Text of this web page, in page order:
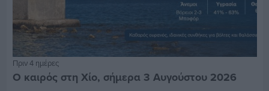
Πριν 4 ημέρες
Ο καιρός στη Χίο, σήμερα 3 Αυγούστου 2026